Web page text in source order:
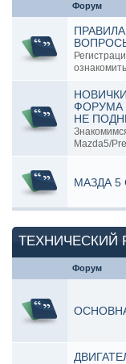
Форум
ФОРУМА
НЕ
Mazda5/
МАЗДА 5
ТЕХНИЧЕСКИЙ
Форум